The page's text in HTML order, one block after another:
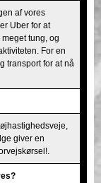
af vores
Uber for at
tung, og
For en
transport for at nå
giver en